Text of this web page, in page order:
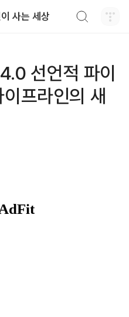
사는 세상
선언적 파이
프라인의 새